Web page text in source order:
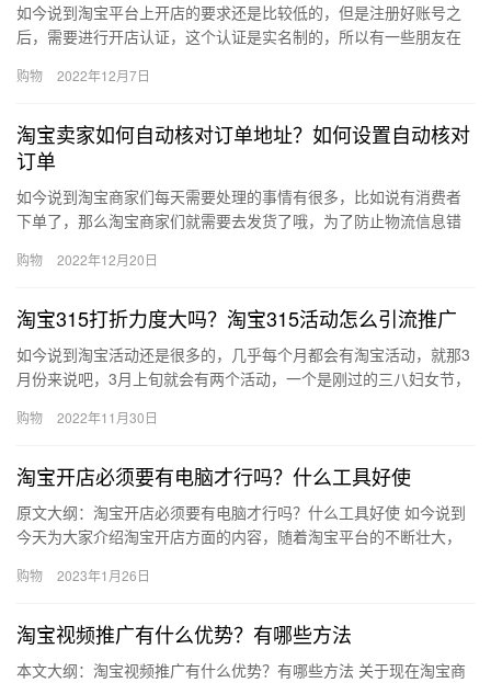
如今说到淘宝平台上开店的要求还是比较低的，但是注册好账号之
后，需要进行开店认证，这个认证是实名制的，所以有一些朋友在
么店…
购物 2022年12月7日
淘宝卖家如何自动核对订单地址？如何设置自动核对
订单
如今说到淘宝商家们每天需要处理的事情有很多，比如说有消费者
下单了，那么淘宝商家们就需要去发货了哦，为了防止物流信息错
地址？…
购物 2022年12月20日
淘宝315打折力度大吗？淘宝315活动怎么引流推广
如今说到淘宝活动还是很多的，几乎每个月都会有淘宝活动，就那3
月份来说吧，3月上旬就会有两个活动，一个是刚过的三八妇女节，
购物 2022年11月30日
淘宝开店必须要有电脑才行吗？什么工具好使
原文大纲：淘宝开店必须要有电脑才行吗？什么工具好使 如今说到
今天为大家介绍淘宝开店方面的内容，随着淘宝平台的不断壮大，
淘宝…
购物 2023年1月26日
淘宝视频推广有什么优势？有哪些方法
本文大纲：淘宝视频推广有什么优势？有哪些方法 关于现在淘宝商